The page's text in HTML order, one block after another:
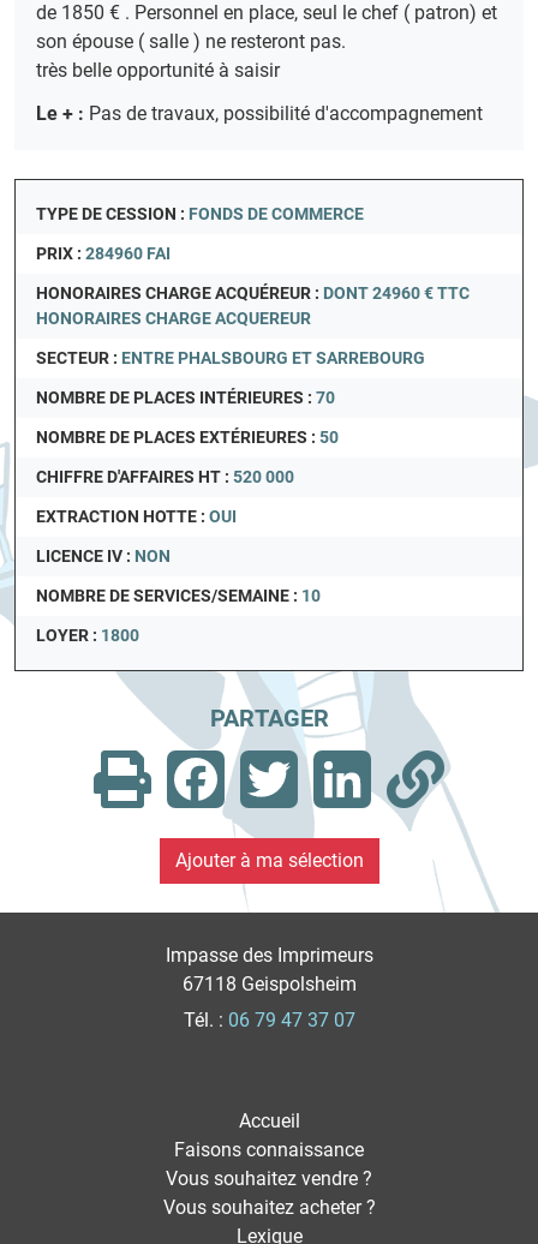
de 1850 € . Personnel en place, seul le chef ( patron) et
son épouse ( salle ) ne resteront pas.
très belle opportunité à saisir
Le + : Pas de travaux, possibilité d'accompagnement
TYPE DE CESSION : FONDS DE COMMERCE
PRIX : 284960 FAI
HONORAIRES CHARGE ACQUÉREUR : DONT 24960 € TTC
HONORAIRES CHARGE ACQUEREUR
SECTEUR : ENTRE PHALSBOURG ET SARREBOURG
NOMBRE DE PLACES INTÉRIEURES : 70
NOMBRE DE PLACES EXTÉRIEURES : 50
CHIFFRE D'AFFAIRES HT : 520 000
EXTRACTION HOTTE : OUI
LICENCE IV : NON
NOMBRE DE SERVICES/SEMAINE : 10
LOYER : 1800
PARTAGER
Facebook Twitter LinkedIn
Impasse des Imprimeurs
67118 Geispolsheim
Tél. : 06 79 47 37 07
Accueil
Faisons connaissance
Vous souhaitez vendre ?
Vous souhaitez acheter ?
Lexique